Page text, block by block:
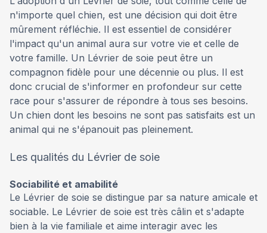
n'importe quel chien, est une décision qui doit être
mûrement réfléchie. Il est essentiel de considérer
l'impact qu'un animal aura sur votre vie et celle de
votre famille. Un Lévrier de soie peut être un
compagnon fidèle pour une décennie ou plus. Il est
donc crucial de s'informer en profondeur sur cette
race pour s'assurer de répondre à tous ses besoins.
Un chien dont les besoins ne sont pas satisfaits est un
animal qui ne s'épanouit pas pleinement.
Les qualités du Lévrier de soie
Sociabilité et amabilité
Le Lévrier de soie se distingue par sa nature amicale et
sociable. Le Lévrier de soie est très câlin et s'adapte
bien à la vie familiale et aime interagir avec les